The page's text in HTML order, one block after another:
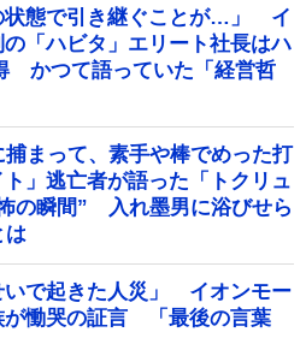
状態で引き継ぐことが…」 イ
「ハビタ」エリート社長はハ
かつて語っていた「経営哲
捕まって、素手や棒でめった打
」逃亡者が語った「トクリュ
の瞬間” 入れ墨男に浴びせら
は
いで起きた人災」 イオンモー
が慟哭の証言 「最後の言葉